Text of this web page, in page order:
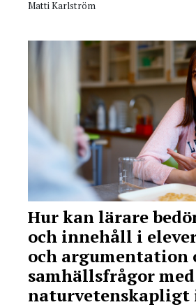
Matti Karlström
Hur kan lärare
och innehåll i
och argumentation
samhällsfrågor med
naturvetenskapligt